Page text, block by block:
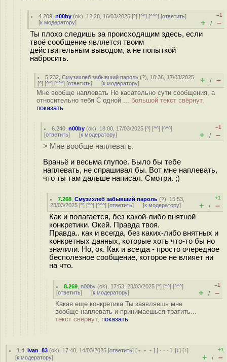
4.209 ,n00by (ok), 12:28, 16/03/2025 [^] [^^] [^^^] [ответить]
[к модератору]
–1
+ / –
Ты плохо следишь за происходящим здесь, если
твоё сообщение является твоим
действительным выводом, а не попыткой
набросить.
5.232 ,Смузихлеб забывший пароль (?), 10:36, 17/03/2025
[^] [^^] [^^^] [ответить] [к модератору] + / –
Мне вообще наплевать Не касательно сути сообщения, а
относительно тебя С одной ... большой текст свёрнут,
показать
6.240 ,n00by (ok), 18:00, 17/03/2025 [^] [^^] [^^^]
[ответить] [к модератору]
–1
+ / –
> Мне вообще наплевать.
Враньё и весьма глупое. Было бы тебе
наплевать, не спрашивал бы. Вот мне наплевать,
что ты там дальше написал. Смотри. ;)
7.268 ,Смузихлеб забывший пароль (?), 15:53,
23/03/2025 [^] [^^] [^^^] [ответить] [к модератору]
+1
+ / –
Как и полагается, без какой-либо внятной
конкретики. Окей. Правда твоя.
Правда.. как и всегда, без каких-либо внятных и
конкретных данных, которые хоть что-то бы но
значили. Но, ок. Как и всегда - просто очередное
бесполезное сообщение, которое не влияет ни
на что.
8.269 ,n00by (ok), 17:53, 23/03/2025 [^] [^^] [^^^]
[ответить] [к модератору]
–1
+ / –
Какая еще конкретика Ты заявляешь мне
вообще наплевать и принимаешься тратить...
текст свёрнут, показать
1.4 ,Ivan_83 (ok), 17:40, 14/03/2025 [ответить] [ ﹢﹢﹢] [ · · ·][↓] [↑]
[к модератору]
+1
+ / –